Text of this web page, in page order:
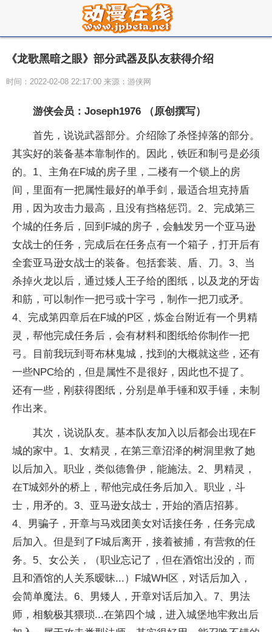
《龙歌黑暗之眼》部分武器及队友获得介绍
时间：2022-02-08 22:17:00 来源：游侠网
游侠会员：Joseph1976 （原创撰写）
首先，说说武器部分。介绍除了杀怪掉落的部分。
其实好的装备基本靠制作的。因此，铁匠和制弓是必须
的。1、主角在F城的房子里，二楼有一个锁上的房
间，里面有一把属性最好的单手剑，最适合坦克持盾
用，因为攻击力最高，且没有挡格惩罚。2、完成第三
个城的任务后，回到F城的房子，会触发另一个亚马逊
女战士的任务，完成后在任务点有一个箱子，打开后有
全套亚马逊女战士的装备。包括套装、盾、刀。3、当
杀掉火龙以后，通过矮人王子给的图纸，以及龙的牙齿
和筋，可以制作一把弓或十字弓，制作一把刀或矛。
4、完成第四章后在F城的P区，炼金台附近有一个男精
灵，帮他完成任务后，会有材料和图纸给你制作一把
弓。目前我玩到哥布林鬼城，找到的大概就这些，还有
一些NPC给的，但是属性不是很好，因此也不提了。
还有一些，刚获得图纸，分别是单手锤和双手锤，未制
作出来。
其次，说说队友。基本队友加入以后都会出现在F
城的家中。1、女精灵，在第三章沼泽的树洞里救了她
以后加入。职业，类似德鲁伊，能施法。2、男精灵，
在T城郊外的桥上，帮他完成任务后加入。职业，斗
士，用矛的。3、亚马逊女战士，开始的酒店招募。
4、男骗子，开章与马戏团美女对话接任务，任务完成
后加入。但是到了F城后离开，接着被捕，有营救的任
务。5、女公关，（职业忘记了，但在酒馆出没的，而
且和酒馆的人关系暧昧...）F城WH区，对话后加入，
会简单魔法。6、男矮人，开章对话后加入。7、男法
师，相貌极其猥琐...在第四个城，进入城堡地牢救出后